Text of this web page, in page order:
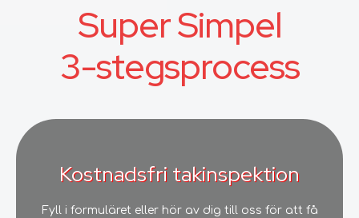
Super Simpel
3-stegsprocess
Kostnadsfri takinspektion
Fyll i formuläret eller hör av dig till oss för att få